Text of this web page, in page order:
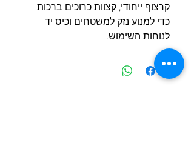
קרצוף ייחודי, קצוות כרוכים ברכות
כדי למנוע נזק למשטחים וכיס יד
לנוחות השימוש.